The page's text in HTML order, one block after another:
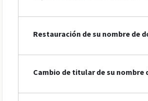
Restauración de su nombre de
Cambio de titular de su